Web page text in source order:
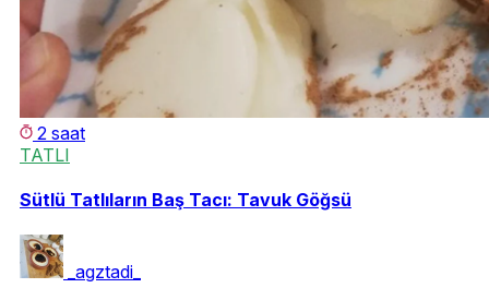
2 saat
TATLI
Sütlü Tatlıların Baş Tacı: Tavuk Göğsü
_agztadi_